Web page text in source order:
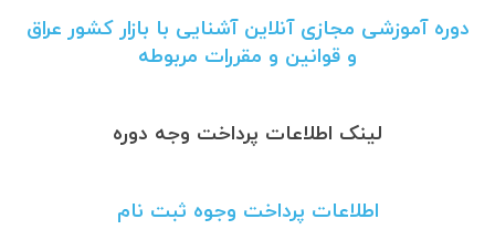
دوره آموزشی مجازی آنلاین آشنایی با بازار کشور عراق
و قوانین و مقررات مربوطه
لینک اطلاعات پرداخت وجه دوره
اطلاعات پرداخت وجوه ثبت نام